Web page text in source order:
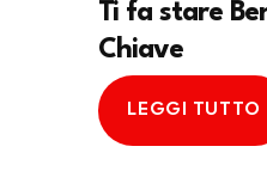
Ti fa stare
Chiave
LEGGI TUTTO